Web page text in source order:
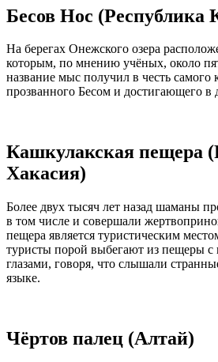
Бесов Нос (Республика
На берегах Онежского озера
которым, по мнению учёных, около
название мыс получил в честь самого
прозванного Бесом и достигающего в
Кашкулакская пещера
Хакасия)
Более двух тысяч лет назад шаманы
в том числе и совершали
пещера является туристическим
туристы порой выбегают из пещеры с
глазами, говоря, что слышали
языке.
Чёртов палец (Алтай)